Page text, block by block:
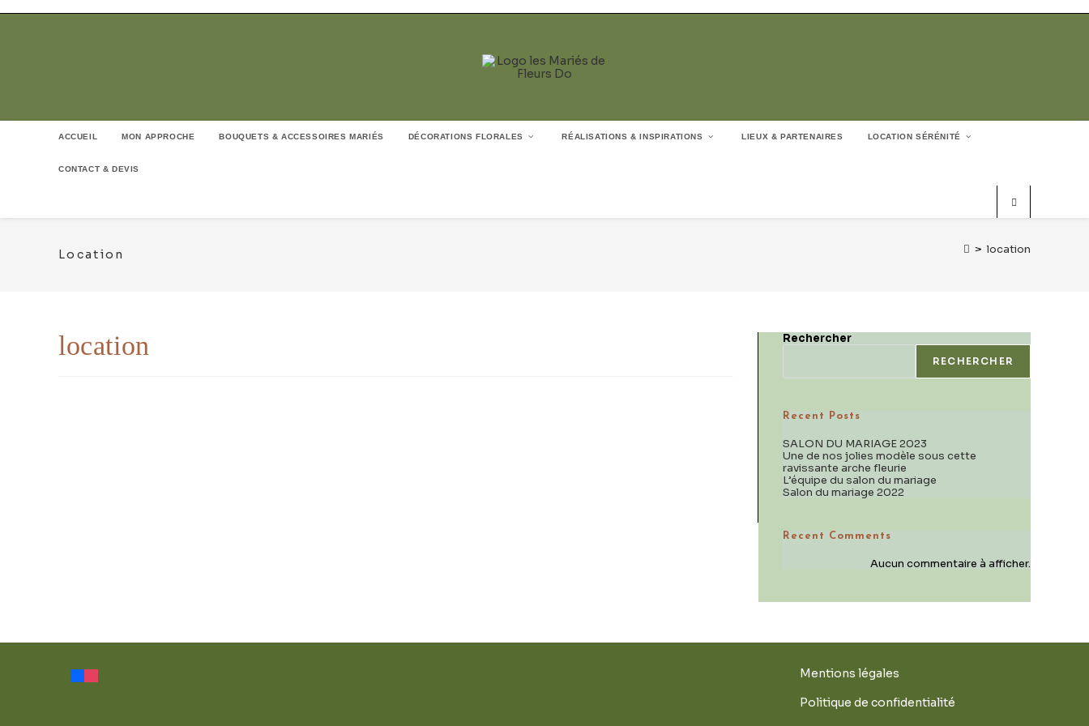
to
ACCUEIL MON APPROCHE BOUQUETS & ACCESSOIRES MARIÉS DÉCORATIONS FLORALES RÉALISATIONS & INSPIRATIONS LIEUX & PARTENAIRES LOCATION SÉRÉNITÉ
CONTACT & DEVIS
Location > location
location Rechercher
RECHERCHER
Recent Posts
SALON DU MARIAGE 2023
Une de nos jolies modèle sous cette
ravissante arche fleurie
L’équipe du salon du mariage
Salon du mariage 2022
Recent Comments
Aucun commentaire à afficher.
Mentions légales
Politique de confidentialité